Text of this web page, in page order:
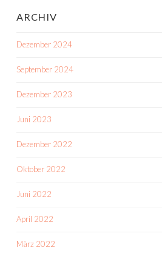
ARCHIV
Dezember 2024
September 2024
Dezember 2023
Juni 2023
Dezember 2022
Oktober 2022
Juni 2022
April 2022
März 2022